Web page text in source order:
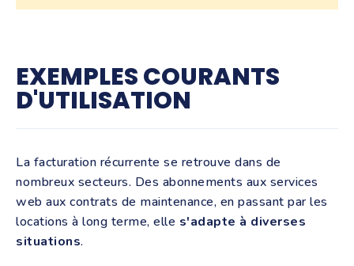
EXEMPLES COURANTS
D'UTILISATION
La facturation récurrente se retrouve dans de
nombreux secteurs. Des abonnements aux services
web aux contrats de maintenance, en passant par les
locations à long terme, elle s'adapte à diverses
situations.